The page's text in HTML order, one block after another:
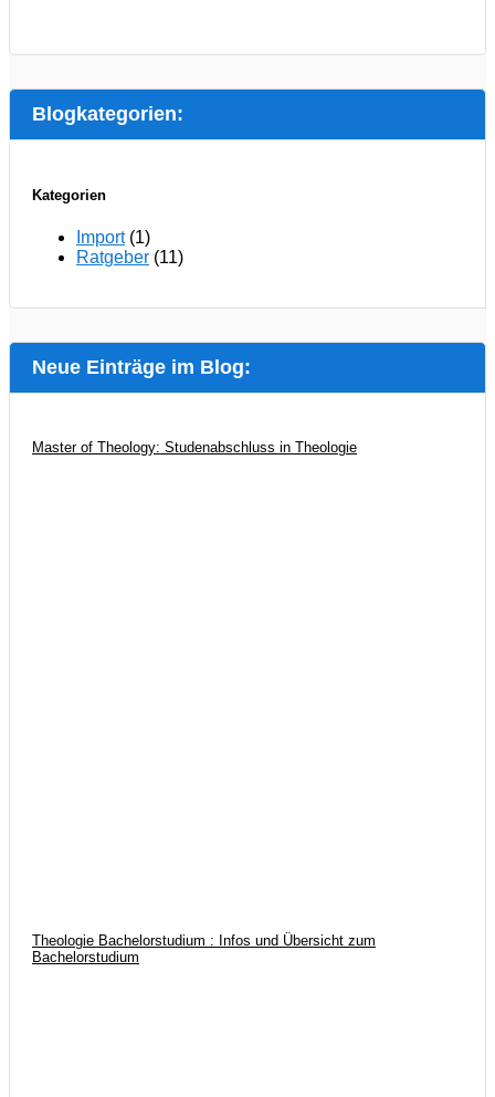
Blogkategorien:
Kategorien
Import(1)
Ratgeber (11)
Neue Einträge im Blog:
Master of Theology: Studenabschluss in Theologie
Theologie Bachelorstudium : Infos und Übersicht zum
Bachelorstudium